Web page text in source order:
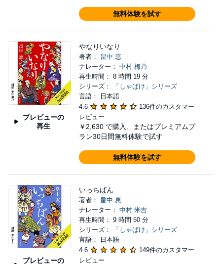
無料体験を試す
プレビューの
再生
やなりいなり
著者： 畠中 恵
ナレーター： 中村 梅乃
再生時間： 8 時間 19 分
シリーズ：
「しゃばけ」シリーズ
言語： 日本語
4.6
136件のカスタマー
レビュー
￥2,630 で購入、またはプレミアムプ
ラン30日間無料体験で試す
無料体験を試す
プレビューの
いっちばん
著者： 畠中 恵
ナレーター： 中村 米吉
再生時間： 9 時間 50 分
シリーズ：
「しゃばけ」シリーズ
言語： 日本語
4.6
149件のカスタマー
レビュー